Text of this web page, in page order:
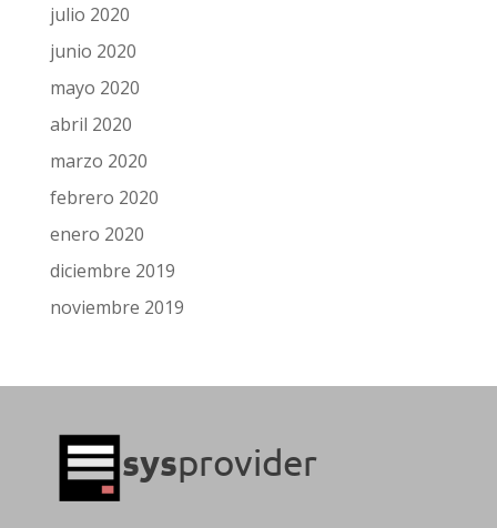
julio 2020
junio 2020
mayo 2020
abril 2020
marzo 2020
febrero 2020
enero 2020
diciembre 2019
noviembre 2019